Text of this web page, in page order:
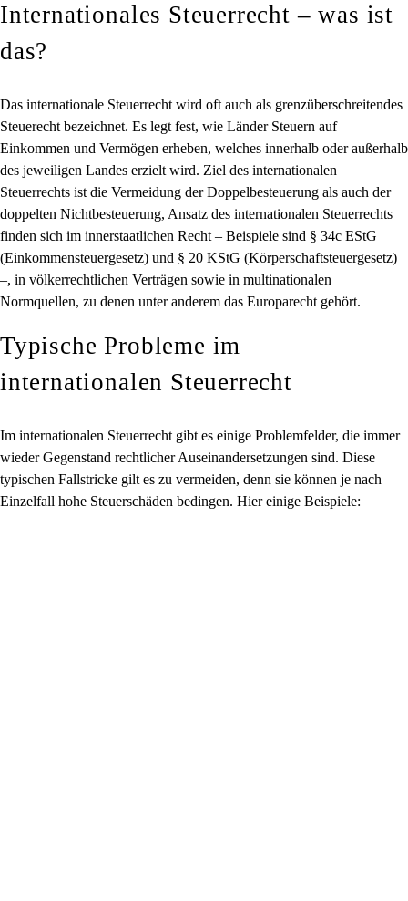
Internationales Steuerrecht – was ist
das?
Das internationale Steuerrecht wird oft auch als grenzüberschreitendes
Steuerecht bezeichnet. Es legt fest, wie Länder Steuern auf
Einkommen und Vermögen erheben, welches innerhalb oder außerhalb
des jeweiligen Landes erzielt wird. Ziel des internationalen
Steuerrechts ist die Vermeidung der Doppelbesteuerung als auch der
doppelten Nichtbesteuerung, Ansatz des internationalen Steuerrechts
finden sich im innerstaatlichen Recht – Beispiele sind § 34c EStG
(Einkommensteuergesetz) und § 20 KStG (Körperschaftsteuergesetz)
–, in völkerrechtlichen Verträgen sowie in multinationalen
Normquellen, zu denen unter anderem das Europarecht gehört.
Typische Probleme im
internationalen Steuerrecht
Im internationalen Steuerrecht gibt es einige Problemfelder, die immer
wieder Gegenstand rechtlicher Auseinandersetzungen sind. Diese
typischen Fallstricke gilt es zu vermeiden, denn sie können je nach
Einzelfall hohe Steuerschäden bedingen. Hier einige Beispiele: